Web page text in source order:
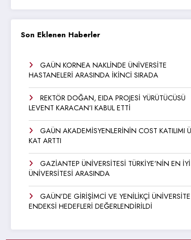
Son Eklenen Haberler
GAÜN KORNEA NAKLİNDE ÜNİVERSİTE
HASTANELERİ ARASINDA İKİNCİ SIRADA
REKTÖR DOĞAN, EIDA PROJESİ YÜRÜTÜCÜSÜ
LEVENT KARACAN’I KABUL ETTİ
GAÜN AKADEMİSYENLERİNİN COST KATILIMI
KAT ARTTI
GAZİANTEP ÜNİVERSİTESİ TÜRKİYE’NİN EN
ÜNİVERSİTESİ ARASINDA
GAÜN’DE GİRİŞİMCİ VE YENİLİKÇİ ÜNİVERSİTE
ENDEKSİ HEDEFLERİ DEĞERLENDİRİLDİ